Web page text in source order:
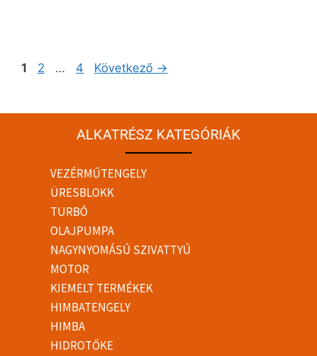
1 2 … 4 Következő →
ALKATRÉSZ KATEGÓRIÁK
VEZÉRMŰTENGELY
ÜRESBLOKK
TURBÓ
OLAJPUMPA
NAGYNYOMÁSÚ SZIVATTYÚ
MOTOR
KIEMELT TERMÉKEK
HIMBATENGELY
HIMBA
HIDROTŐKE